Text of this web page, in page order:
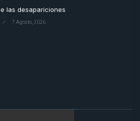
las desapariciones
7 Agosto, 2026